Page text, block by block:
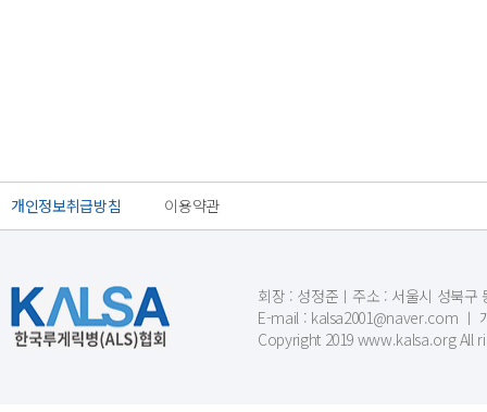
개인정보취급방침 이용약관
회장 : 성정준ㅣ주소 : 서울시 성북구
E-mail : kalsa2001@naver.com ㅣ
Copyright 2019 www.kalsa.org All